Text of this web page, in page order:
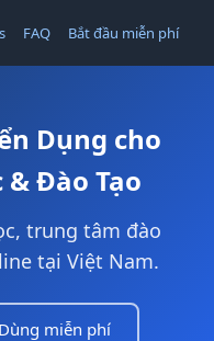
FAQ Bắt đầu miễn phí
Dụng cho
Đào Tạo
trung tâm đào
tại Việt Nam.
Dùng miễn phí